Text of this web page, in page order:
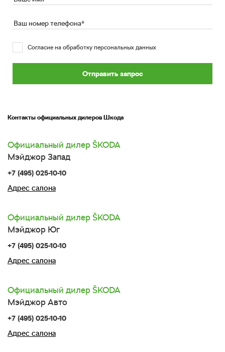
Согласие на обработку персональных данных
Отправить запрос
Контакты официальных дилеров Шкода
Официальный дилер SKODA
Мэйджор Запад
+7 (495) 025-10-10
Адрес салона
Официальный дилер SKODA
Мэйджор Юг
+7 (495) 025-10-10
Адрес салона
Официальный дилер SKODA
Мэйджор Авто
+7 (495) 025-10-10
Адрес салона